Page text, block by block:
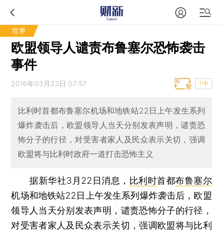
世界
欧盟领导人谴责布鲁塞尔恐怖袭击
事件
2016年03月23日 07:57 T中
比利时首都布鲁塞尔机场和地铁站22日上午发生系列
爆炸袭击后，欧盟领导人当天分别发表声明，谴责恐
怖分子的行径，对受害者家人及民众表示关切，强调
欧盟将与比利时政府一道打击恐怖主义
据新华社3月22日消息， 比利时首都布鲁塞尔
机场和地铁站22日上午发生系列爆炸袭击后，欧盟
领导人当天分别发表声明，谴责恐怖分子的行径，
对受害者家人及民众表示关切，强调欧盟将与比利